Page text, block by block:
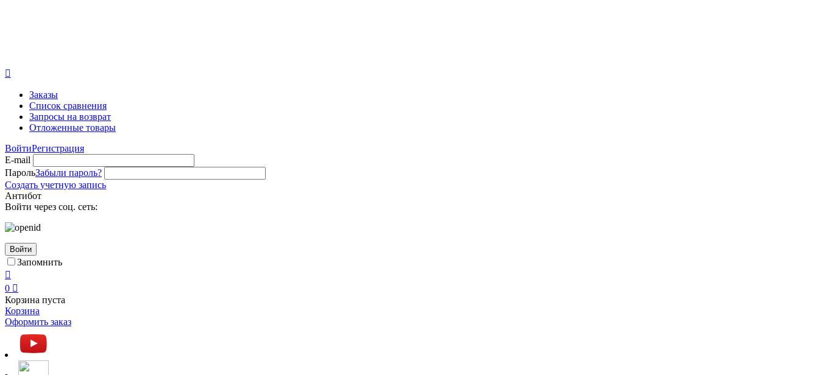

Заказы
Список сравнения
Запросы на возврат
Отложенные товары
ВойтиРегистрация
E-mail
ПарольЗабыли пароль?
Создать учетную запись
Антибот
Войти через соц. сеть:
Войти
Запомнить

0 
Корзина пуста
Корзина
Оформить заказ